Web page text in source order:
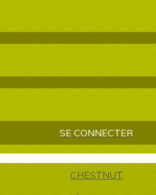
SE CONNECTER
CHESTNUT